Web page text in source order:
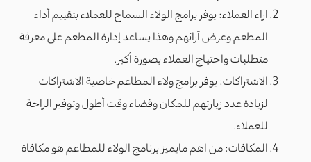
اراء العملاء: يوفر برامج الولاء السماح للعملاء بتقييم أداء
المطعم وعرض آرائهم وهذا يساعد إدارة المطعم على معرفة
متطلبات واحتياج العملاء بصورة أكبر.
الاشتراكات: يوفر برامج ولاء المطاعم خاصية الاشتراكات
لزيادة عدد زيارتهم للمكان وقضاء وقت أطول وتوفير الراحة
للعملاء.
المكافات: من اهم مايميز برنامج الولاء للمطاعم هو مكافاة